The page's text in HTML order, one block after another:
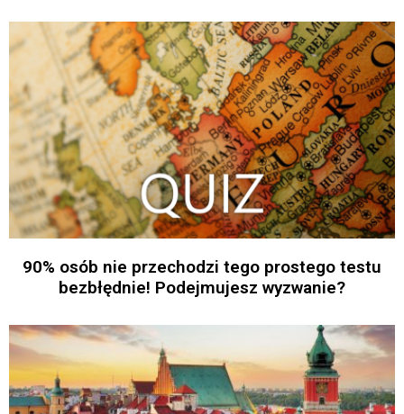
90% osób nie przechodzi tego prostego testu
bezbłędnie! Podejmujesz wyzwanie?